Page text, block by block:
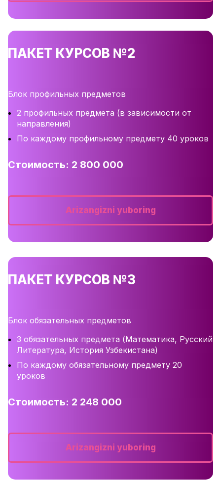
ПАКЕТ КУРСОВ №2
Блок профильных предметов
2 профильных предмета (в зависимости от
направления)
По каждому профильному предмету 40 уроков
Стоимость: 2 800 000
Arizangizni yuboring
ПАКЕТ КУРСОВ №3
Блок обязательных предметов
3 обязательных предмета (Математика, Русский
Литература, История Узбекистана)
По каждому обязательному предмету 20
уроков
Стоимость: 2 248 000
Arizangizni yuboring